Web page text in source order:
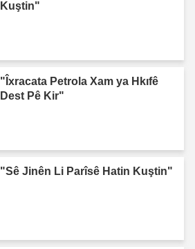
Kuştin"
"Îxracata Petrola Xam ya Hkıfê
Dest Pê Kir"
"Sê Jinên Li Parîsê Hatin Kuştin"